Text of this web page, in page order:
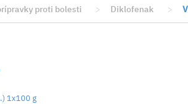
proti bolesti > Diklofenak >
1x100 g